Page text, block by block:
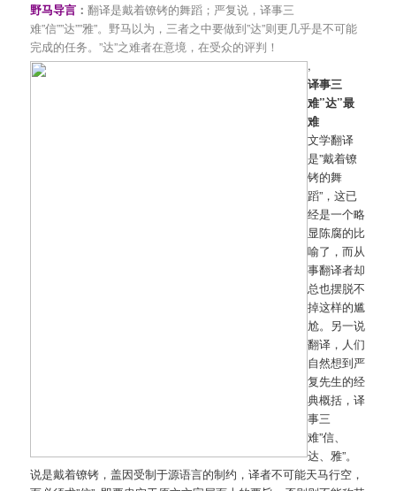
野马导言 ：翻译是戴着镣铐的舞蹈；严复说，译事三
难”信””达””雅”。野马以为，三者之中要做到”达”则更几乎是不可能
完成的任务。”达”之难者在意境，在受众的评判！
,
译事三
难”达”最
难
文学翻译
是”戴着镣
铐的舞
蹈”，这已
经是一个略
显陈腐的比
喻了，而从
事翻译者却
总也摆脱不
掉这样的尴
尬。另一说
翻译，人们
自然想到严
复先生的经
典概括，译
事三
难”信、
达、雅”。
说是戴着镣铐，盖因受制于源语言的制约，译者不可能天马行空，